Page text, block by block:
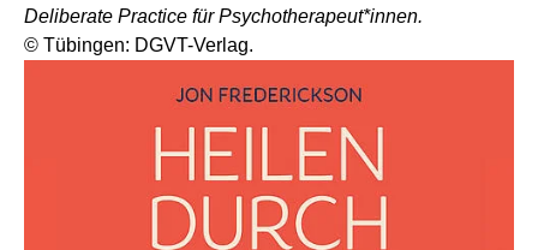
Deliberate Practice für Psychotherapeut*innen.
© Tübingen: DGVT-Verlag.